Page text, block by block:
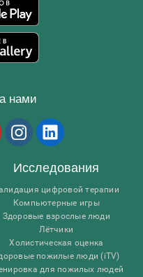
нами
Исследования
цифровой терапии
Компьютерные игры
Здоровые взрослые люди
Лётчики
Холистическая оценка
пожилые люди (iTV)
для пожилых людей